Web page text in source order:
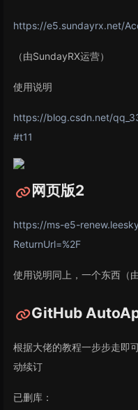
https://e5.sundayrx.net/
（由SundayRX运营）
使用说明
https://blog.csdn.net/
#t11
网页版2
https://ms-e5-
ReturnUrl=%2F
使用说明同上，一个东西（
GitHub
根据大佬的教程一步步走即
动续订
已删库：